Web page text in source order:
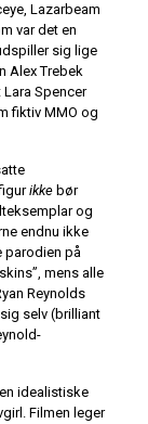
Lazarbeam
var det en
sig lige
Alex Trebek
Spencer
fiktiv MMO og
ikkebør
og
endnu ikke
parodien på
mens alle
Reynolds
selv (brilliant
idealistiske
Filmen leger